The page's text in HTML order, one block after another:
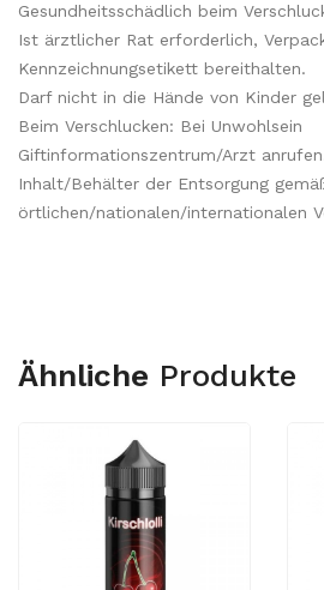
Gesundheitsschädlich beim
Ist ärztlicher Rat erforderlich,
Kennzeichnungsetikett bereithalten.
Darf nicht in die Hände von Kinder
Beim Verschlucken: Bei Unwohlsein
Giftinformationszentrum/Arzt
Inhalt/Behälter der Entsorgung
örtlichen/nationalen/internationalen
Ähnliche Produkte